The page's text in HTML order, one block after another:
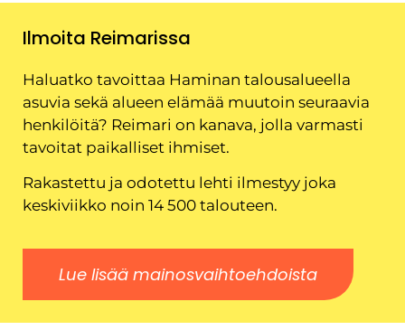
Ilmoita Reimarissa
Haluatko tavoittaa Haminan talousalueella
asuvia sekä alueen elämää muutoin seuraavia
henkilöitä? Reimari on kanava, jolla varmasti
tavoitat paikalliset ihmiset.
Rakastettu ja odotettu lehti ilmestyy joka
keskiviikko noin 14 500 talouteen.
Lue lisää mainosvaihtoehdoista